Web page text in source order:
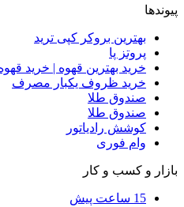
پیوندها
بهترین بروکر کپی ترید
پروتز پا
خرید بهترین قهوه | خرید
خرید ظروف یکبار مصرف
صندوق طلا
صندوق طلا
کوشش رادیاتور
وام فوری
بازار و کسب و کار
15 ساعت پیش